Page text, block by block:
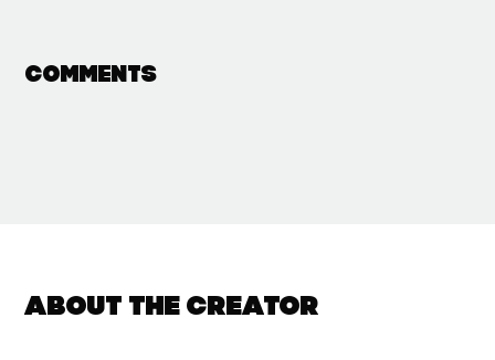
Comments
About the creator